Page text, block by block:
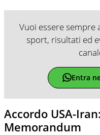
Vuoi essere sempre
sport, risultati ed
Entra
Accordo USA-
Memorandum